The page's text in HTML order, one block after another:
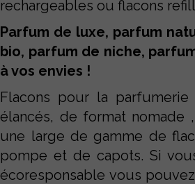
rechargeables ou flacons
Parfum de luxe, parfum
bio, parfum de niche,
à vos envies !
Flacons pour la
élancés, de format nomade
une large de gamme de
pompe et de capots. Si
écoresponsable vous